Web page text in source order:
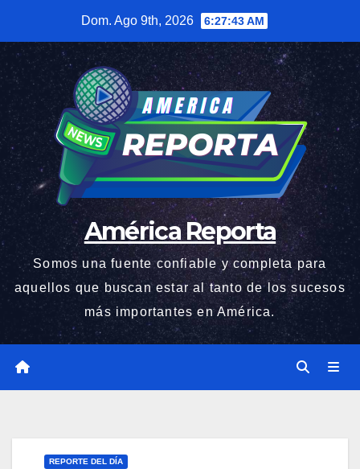
contenido
Dom. Ago 9th, 2026 6:27:44 AM
América Reporta
Somos una fuente confiable y completa para
aquellos que buscan estar al tanto de los sucesos
más importantes en América.
REPORTE DEL DÍA